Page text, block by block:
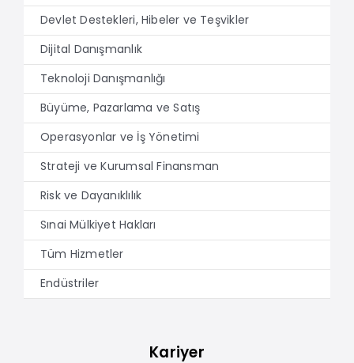
Devlet Destekleri, Hibeler ve Teşvikler
Dijital Danışmanlık
Teknoloji Danışmanlığı
Büyüme, Pazarlama ve Satış
Operasyonlar ve İş Yönetimi
Strateji ve Kurumsal Finansman
Risk ve Dayanıklılık
Sınai Mülkiyet Hakları
Tüm Hizmetler
Endüstriler
Kariyer